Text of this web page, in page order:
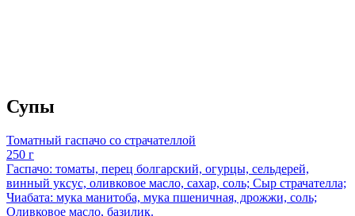
Супы
Томатный гаспачо со страчателлой
250 г
Гаспачо: томаты, перец болгарский, огурцы, сельдерей,
винный уксус, оливковое масло, сахар, соль; Сыр страчателла;
Чиабата: мука манитоба, мука пшеничная, дрожжи, соль;
Оливковое масло, базилик.